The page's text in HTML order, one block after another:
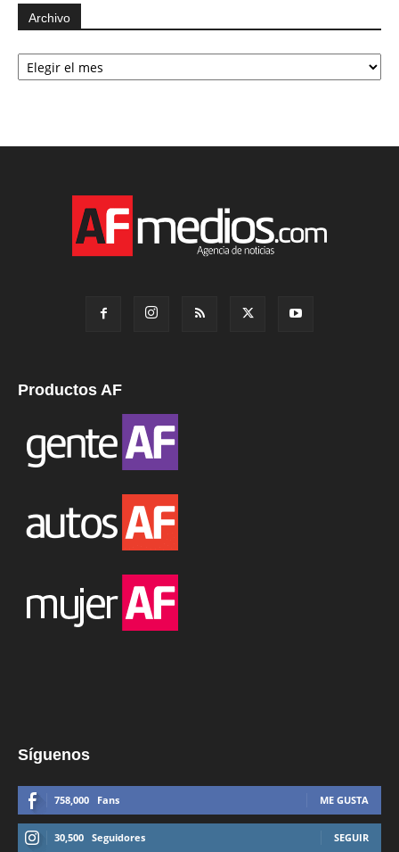
Archivo
Archivo
Productos AF
Síguenos
758,000 Fans ME GUSTA
30,500 Seguidores SEGUIR